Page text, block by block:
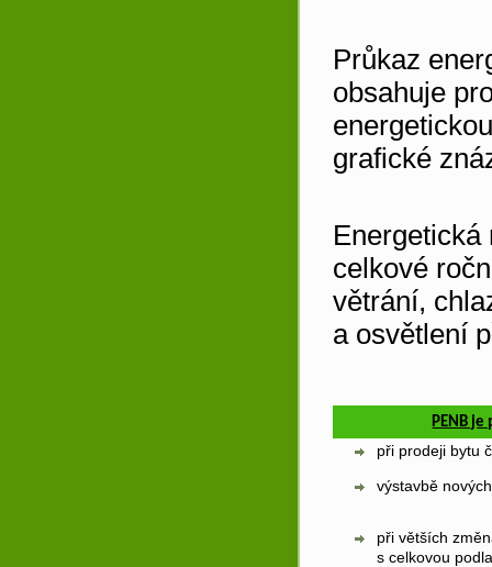
Průkaz
obsahuje
grafické
Energetická
celkové
větrání,
a osvětlení
PENB
při prodeji bytu
výstavbě
při větších
s celkovou